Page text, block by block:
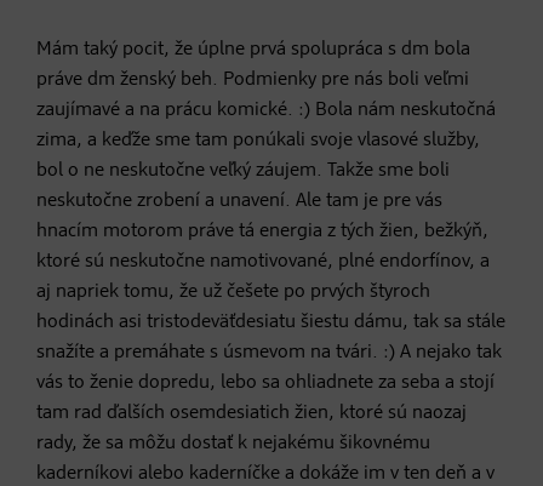
Mám taký pocit, že úplne prvá spolupráca s dm bola
práve dm ženský beh. Podmienky pre nás boli veľmi
zaujímavé a na prácu komické. :) Bola nám neskutočná
zima, a keďže sme tam ponúkali svoje vlasové služby,
bol o ne neskutočne veľký záujem. Takže sme boli
neskutočne zrobení a unavení. Ale tam je pre vás
hnacím motorom práve tá energia z tých žien, bežkýň,
ktoré sú neskutočne namotivované, plné endorfínov, a
aj napriek tomu, že už češete po prvých štyroch
hodinách asi tristodeväťdesiatu šiestu dámu, tak sa stále
snažíte a premáhate s úsmevom na tvári. :) A nejako tak
vás to ženie dopredu, lebo sa ohliadnete za seba a stojí
tam rad ďalších osemdesiatich žien, ktoré sú naozaj
rady, že sa môžu dostať k nejakému šikovnému
kaderníkovi alebo kaderníčke a dokáže im v ten deň a v